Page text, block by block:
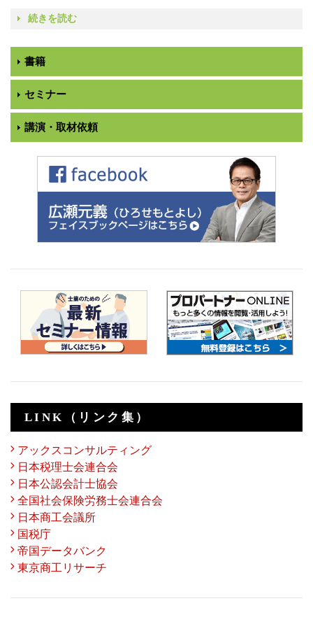
続きを読む
書籍
セミナー
講演・取材依頼
LINK（リンク集）
アックスコンサルティング
日本税理士会連合会
日本公認会計士協会
全国社会保険労務士会連合会
日本商工会議所
国税庁
帝国データバンク
東京商工リサーチ